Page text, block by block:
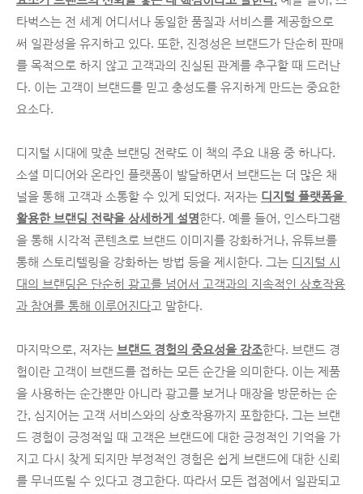
타벅스는 전 세계 어디서나 동일한 품질과 서비스를 제공함으로
써 일관성을 유지하고 있다. 또한, 진정성은 브랜드가 단순히 판매
를 목적으로 하지 않고 고객과의 진실된 관계를 추구할 때 드러난
다. 이는 고객이 브랜드를 믿고 충성도를 유지하게 만드는 중요한
요소다.
디지털 시대에 맞춘 브랜딩 전략도 이 책의 주요 내용 중 하나다.
소셜 미디어와 온라인 플랫폼이 발달하면서 브랜드는 더 많은 채
널을 통해 고객과 소통할 수 있게 되었다. 저자는 디지털 플랫폼을
활용한 브랜딩 전략을 상세하게 설명한다. 예를 들어, 인스타그램
을 통해 시각적 콘텐츠로 브랜드 이미지를 강화하거나, 유튜브를
통해 스토리텔링을 강화하는 방법 등을 제시한다. 그는 디지털 시
대의 브랜딩은 단순히 광고를 넘어서 고객과의 지속적인 상호작용
과 참여를 통해 이루어진다고 말한다.
마지막으로, 저자는 브랜드 경험의 중요성을 강조한다. 브랜드 경
험이란 고객이 브랜드를 접하는 모든 순간을 의미한다. 이는 제품
을 사용하는 순간뿐만 아니라 광고를 보거나 매장을 방문하는 순
간, 심지어는 고객 서비스와의 상호작용까지 포함한다. 그는 브랜
드 경험이 긍정적일 때 고객은 브랜드에 대한 긍정적인 기억을 가
지고 다시 찾게 되지만 부정적인 경험은 쉽게 브랜드에 대한 신뢰
를 무너뜨릴 수 있다고 경고한다. 따라서 모든 접점에서 일관되고